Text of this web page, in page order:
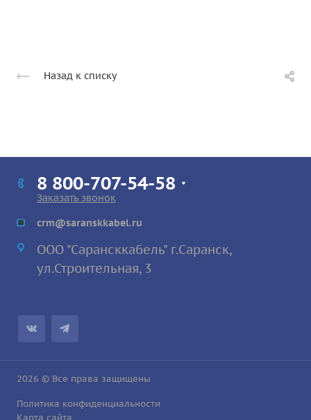
Назад к списку
8 800-707-54-58
Заказать звонок
crm@saranskkabel.ru
ООО "Сарансккабель" г.Саранск,
ул.Строительная, 3
2026 © Все права защищены
Политика конфиденциальности
Карта сайта